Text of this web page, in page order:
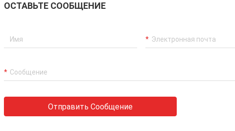
ОСТАВЬТЕ СООБЩЕНИЕ
Отправить Сообщение